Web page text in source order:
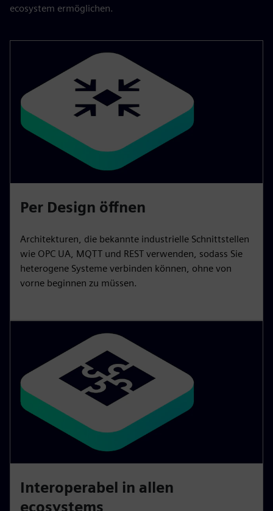
ecosystem ermöglichen.
Per Design öffnen
Architekturen, die bekannte industrielle Schnittstellen
wie OPC UA, MQTT und REST verwenden, sodass Sie
heterogene Systeme verbinden können, ohne von
vorne beginnen zu müssen.
Interoperabel in allen
ecosystems